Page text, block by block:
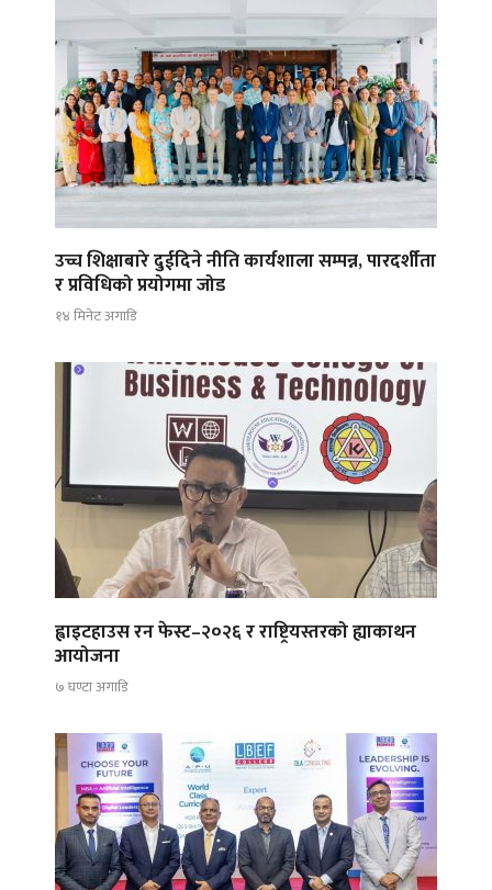
उच्च शिक्षाबारे दुईदिने नीति कार्यशाला सम्पन्न, पारदर्शीता
र प्रविधिको प्रयोगमा जोड
१४ मिनेट अगाडि
ह्वाइटहाउस रन फेस्ट–२०२६ र राष्ट्रियस्तरको ह्याकाथन
आयोजना
७ घण्टा अगाडि